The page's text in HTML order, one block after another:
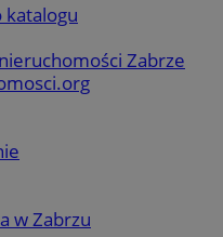
Zabrze
w Zabrzu